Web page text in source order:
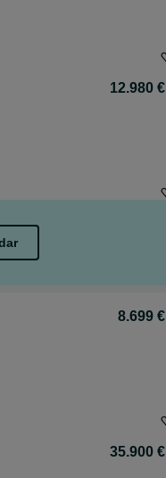
12.980 €
8.699 €
35.900 €